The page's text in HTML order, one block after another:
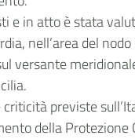
e in atto è stata
nell’area del
versante
previste
della Protezione